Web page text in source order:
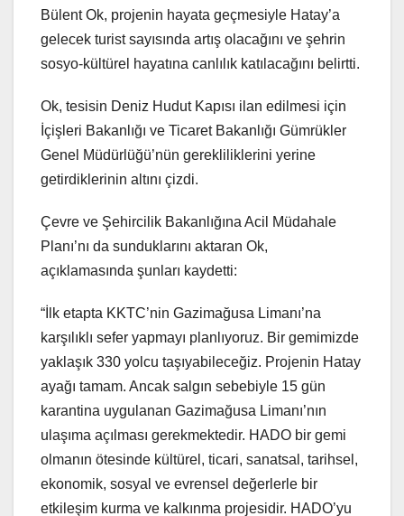
Bülent Ok, projenin hayata geçmesiyle Hatay’a
gelecek turist sayısında artış olacağını ve şehrin
sosyo-kültürel hayatına canlılık katılacağını belirtti.
Ok, tesisin Deniz Hudut Kapısı ilan edilmesi için
İçişleri Bakanlığı ve Ticaret Bakanlığı Gümrükler
Genel Müdürlüğü’nün gerekliliklerini yerine
getirdiklerinin altını çizdi.
Çevre ve Şehircilik Bakanlığına Acil Müdahale
Planı’nı da sunduklarını aktaran Ok,
açıklamasında şunları kaydetti:
“İlk etapta KKTC’nin Gazimağusa Limanı’na
karşılıklı sefer yapmayı planlıyoruz. Bir gemimizde
yaklaşık 330 yolcu taşıyabileceğiz. Projenin Hatay
ayağı tamam. Ancak salgın sebebiyle 15 gün
karantina uygulanan Gazimağusa Limanı’nın
ulaşıma açılması gerekmektedir. HADO bir gemi
olmanın ötesinde kültürel, ticari, sanatsal, tarihsel,
ekonomik, sosyal ve evrensel değerlerle bir
etkileşim kurma ve kalkınma projesidir. HADO’yu